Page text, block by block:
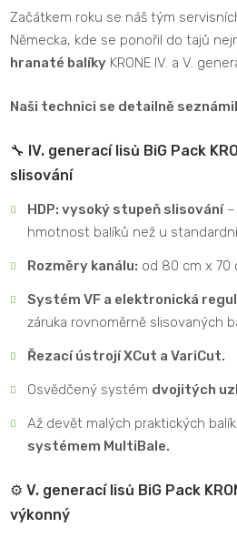
Začátkem roku se náš tým
Německa, kde se ponořil do tajů
hranaté balíky KRONE IV. a V.
Naši technici se detailně
🔧 IV. generací lisů BiG Pack
slisování
HDP: vysoký stupeň slisování–
hmotnost balíků než u
Rozměry kanálu: od 80 cm x 70
Systém VF a elektronická
záruka rovnoměrně slisovaných
Řezací ústrojí XCut a VariCut.
Osvědčený systém dvojitých
Až devět malých praktických
systémem MultiBale.
⚙️ V. generací lisů BiG Pack
výkonný